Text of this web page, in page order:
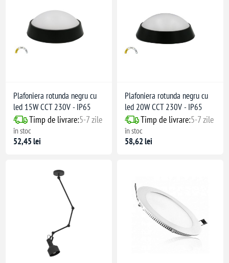
Plafoniera rotunda negru cu
led 15W CCT 230V - IP65
Timp de livrare:5-7 zile
în stoc
52,45 lei
Plafoniera rotunda negru cu
led 20W CCT 230V - IP65
Timp de livrare:5-7 zile
în stoc
58,62 lei